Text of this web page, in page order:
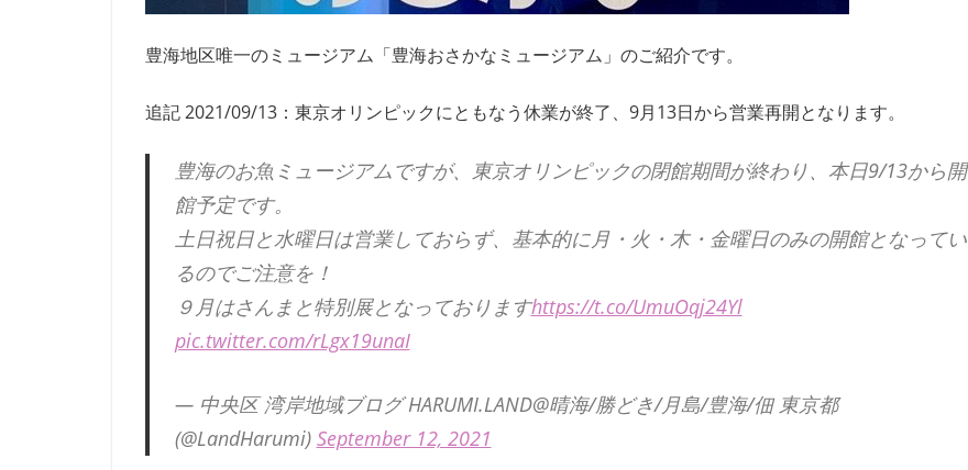
豊海地区唯一のミュージアム「豊海おさかなミュージアム」のご紹介です。
追記 2021/09/13：東京オリンピックにともなう休業が終了、9月13日から営業再開となります。
豊海のお魚ミュージアムですが、東京オリンピックの閉館期間が終わり、本日9/13から開
館予定です。
土日祝日と水曜日は営業しておらず、基本的に月・火・木・金曜日のみの開館となってい
るのでご注意を！
９月はさんまと特別展となっておりますhttps://t.co/UmuOqj24Yl
pic.twitter.com/rLgx19unaI
— 中央区 湾岸地域ブログ HARUMI.LAND@晴海/勝どき/月島/豊海/佃 東京都
(@LandHarumi) September 12, 2021